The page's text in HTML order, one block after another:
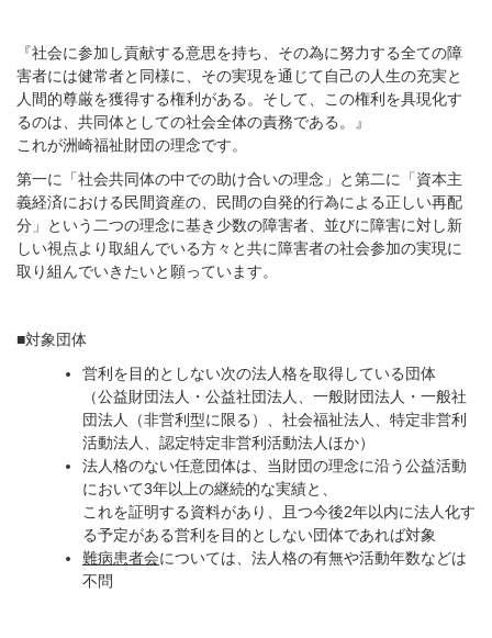
『社会に参加し貢献する意思を持ち、その為に努力する全ての障
害者には健常者と同様に、その実現を通じて自己の人生の充実と
人間的尊厳を獲得する権利がある。そして、この権利を具現化す
るのは、共同体としての社会全体の責務である。』
これが洲崎福祉財団の理念です。
第一に「社会共同体の中での助け合いの理念」と第二に「資本主
義経済における民間資産の、民間の自発的行為による正しい再配
分」という二つの理念に基き少数の障害者、並びに障害に対し新
しい視点より取組んでいる方々と共に障害者の社会参加の実現に
取り組んでいきたいと願っています。
■対象団体
営利を目的としない次の法人格を取得している団体
（公益財団法人・公益社団法人、一般財団法人・一般社
団法人（非営利型に限る）、社会福祉法人、特定非営利
活動法人、認定特定非営利活動法人ほか）
法人格のない任意団体は、当財団の理念に沿う公益活動
において3年以上の継続的な実績と、
これを証明する資料があり、且つ今後2年以内に法人化す
る予定がある営利を目的としない団体であれば対象
難病患者会については、法人格の有無や活動年数などは
不問